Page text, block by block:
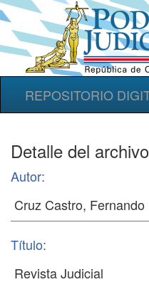
REPOSITORIO
Detalle del
Autor:
Título: